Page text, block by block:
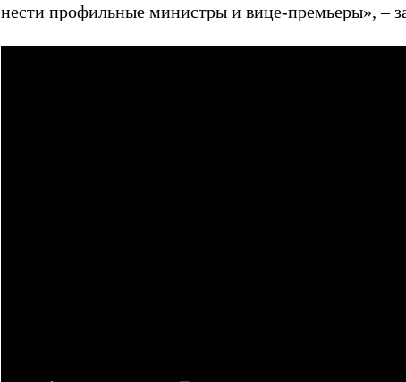
нести профильные министры и вице-премьеры», –